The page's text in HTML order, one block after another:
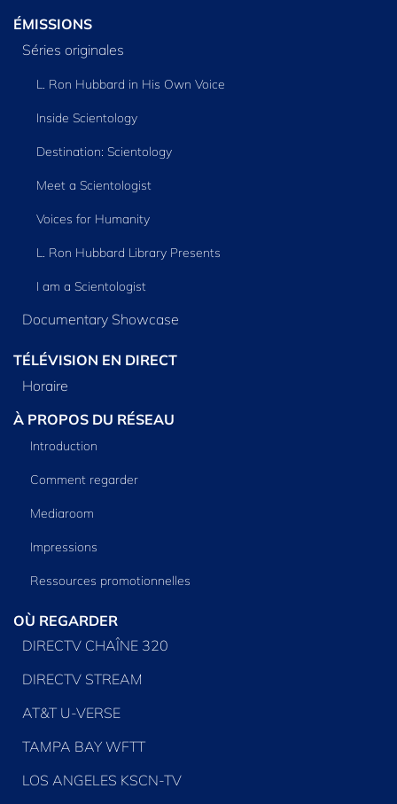
ÉMISSIONS
Séries originales
L. Ron Hubbard in His Own Voice
Inside Scientology
Destination: Scientology
Meet a Scientologist
Voices for Humanity
L. Ron Hubbard Library Presents
I am a Scientologist
Documentary Showcase
TÉLÉVISION EN DIRECT
Horaire
À PROPOS DU RÉSEAU
Introduction
Comment regarder
Mediaroom
Impressions
Ressources promotionnelles
OÙ REGARDER
DIRECTV CHAÎNE 320
DIRECTV STREAM
AT&T U-VERSE
TAMPA BAY WFTT
LOS ANGELES KSCN-TV